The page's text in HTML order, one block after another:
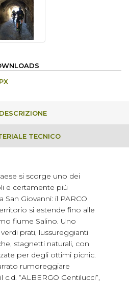
DESCRIZIONE
TECNICO
si scorge uno dei
e certamente più
San Giovanni: il PARCO
si estende fino alle
fiume Salino. Uno
prati, lussureggianti
stagnetti naturali, con
per degli ottimi picnic.
rumoreggiare
c.d. “ALBERGO Gentilucci”,